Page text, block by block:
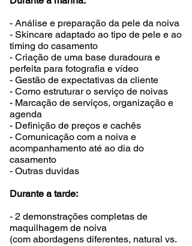
- Análise e preparação da pele da noiva
- Skincare adaptado ao tipo de pele e ao
timing do casamento
- Criação de uma base duradoura e
perfeita para fotografia e vídeo
- Gestão de expectativas da cliente
- Como estruturar o serviço de noivas
- Marcação de serviços, organização e
agenda
- Definição de preços e cachês
- Comunicação com a noiva e
acompanhamento até ao dia do
casamento
- Outras duvidas
Durante a tarde:
- 2 demonstrações completas de
maquilhagem de noiva
(com abordagens diferentes, natural vs.